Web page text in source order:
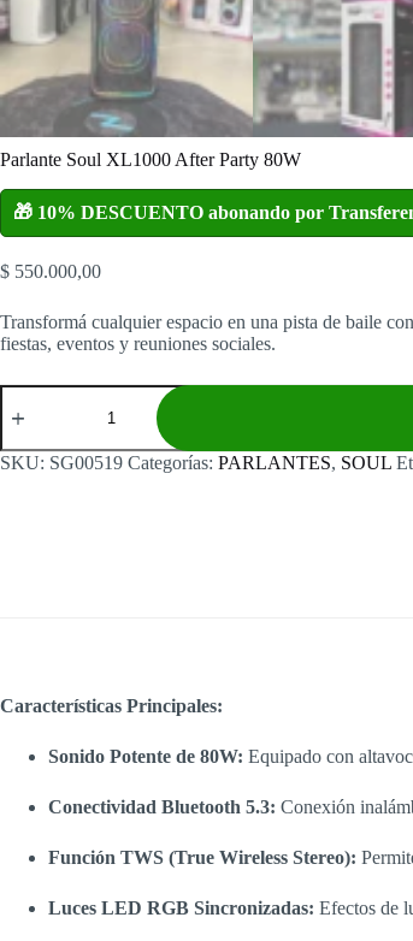
Parlante Soul XL1000 After Party 80W
🎁 10% DESCUENTO abonando por
$ 550.000,00
Transformá cualquier espacio en una pista de baile
fiestas, eventos y reuniones sociales.
Parlante
Soul
After
Party
SKU: SG00519 Categorías: PARLANTES, SOUL
Características Principales:
Sonido Potente de 80W: Equipado con
Conectividad Bluetooth 5.3: Conexión
Función TWS (True Wireless Stereo):
Luces LED RGB Sincronizadas: Efectos de